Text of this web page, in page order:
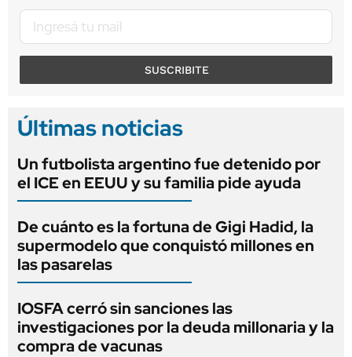
SUSCRIBITE
Últimas noticias
Un futbolista argentino fue detenido por
el ICE en EEUU y su familia pide ayuda
De cuánto es la fortuna de Gigi Hadid, la
supermodelo que conquistó millones en
las pasarelas
IOSFA cerró sin sanciones las
investigaciones por la deuda millonaria y la
compra de vacunas